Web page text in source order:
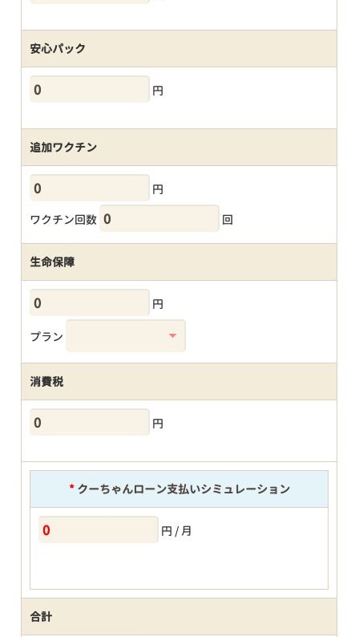
安心パック
円
追加ワクチン
円
ワクチン回数
回
生命保障
円
プラン
消費税
円
*クーちゃんローン支払いシミュレーション
円 / 月
合計